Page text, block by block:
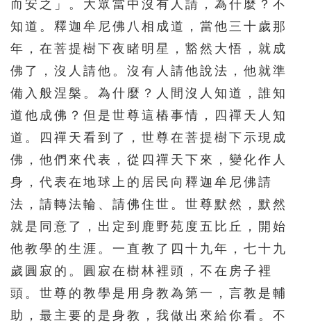
而安之」。大眾當中沒有人請，為什麼？不
知道。釋迦牟尼佛八相成道，當他三十歲那
年，在菩提樹下夜睹明星，豁然大悟，就成
佛了，沒人請他。沒有人請他說法，他就準
備入般涅槃。為什麼？人間沒人知道，誰知
道他成佛？但是世尊這樁事情，四禪天人知
道。四禪天看到了，世尊在菩提樹下示現成
佛，他們來代表，從四禪天下來，變化作人
身，代表在地球上的居民向釋迦牟尼佛請
法，請轉法輪、請佛住世。世尊默然，默然
就是同意了，出定到鹿野苑度五比丘，開始
他教學的生涯。一直教了四十九年，七十九
歲圓寂的。圓寂在樹林裡頭，不在房子裡
頭。世尊的教學是用身教為第一，言教是輔
助，最主要的是身教，我做出來給你看。不